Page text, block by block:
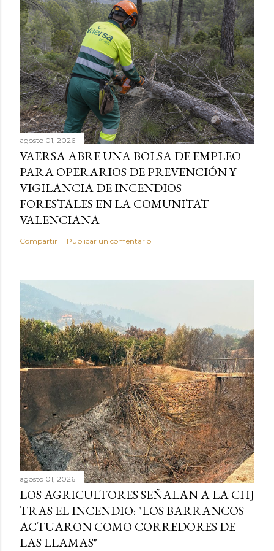
agosto 01, 2026
VAERSA ABRE UNA BOLSA DE EMPLEO
PARA OPERARIOS DE PREVENCIÓN Y
VIGILANCIA DE INCENDIOS
FORESTALES EN LA COMUNITAT
VALENCIANA
Compartir Publicar un comentario
agosto 01, 2026
LOS AGRICULTORES SEÑALAN A LA CHJ
TRAS EL INCENDIO: "LOS BARRANCOS
ACTUARON COMO CORREDORES DE
LAS LLAMAS"